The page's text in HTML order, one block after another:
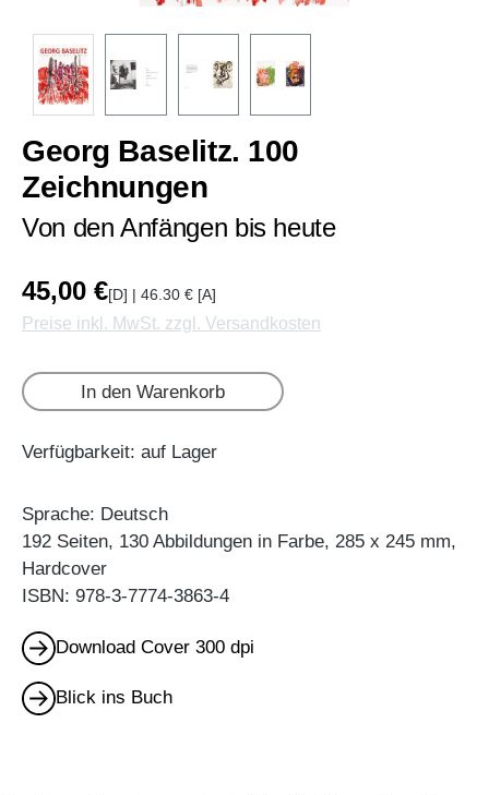
Georg Baselitz. 100
Zeichnungen
Von den Anfängen bis heute
45,00 €[D] | 46.30 € [A]
Preise inkl. MwSt. zzgl. Versandkosten
In den Warenkorb
Verfügbarkeit: auf Lager
Sprache: Deutsch
192 Seiten, 130 Abbildungen in Farbe, 285 x 245 mm,
Hardcover
ISBN: 978-3-7774-3863-4
Download Cover 300 dpi
Blick ins Buch